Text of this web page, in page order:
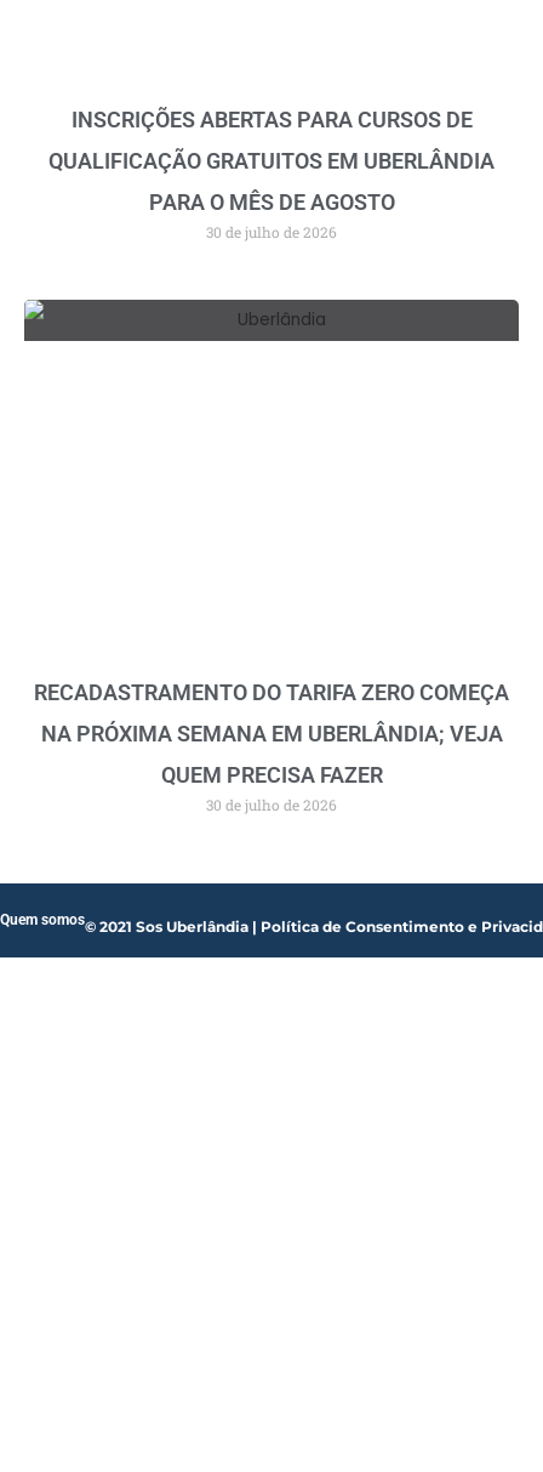
INSCRIÇÕES ABERTAS PARA CURSOS DE
QUALIFICAÇÃO GRATUITOS EM UBERLÂNDIA
PARA O MÊS DE AGOSTO
30 de julho de 2026
RECADASTRAMENTO DO TARIFA ZERO COMEÇA
NA PRÓXIMA SEMANA EM UBERLÂNDIA; VEJA
QUEM PRECISA FAZER
30 de julho de 2026
© 2021 Sos Uberlândia | Política de Consentimento e
Quem somos